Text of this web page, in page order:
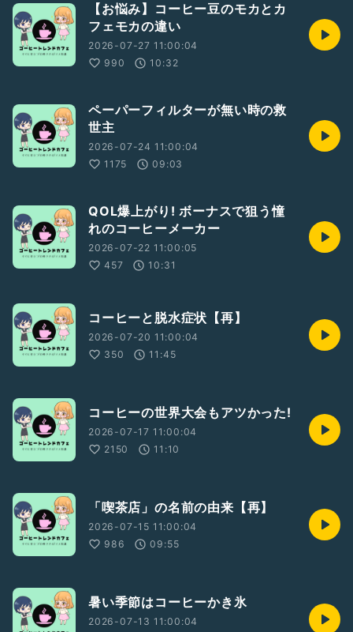
【お悩み】コーヒー豆のモカとカ
フェモカの違い
2026-07-27 11:00:04
990
10:32
ペーパーフィルターが無い時の救
世主
2026-07-24 11:00:04
1175
09:03
QOL爆上がり! ボーナスで狙う憧
れのコーヒーメーカー
2026-07-22 11:00:05
457
10:31
コーヒーと脱水症状【再】
2026-07-20 11:00:04
350
11:45
コーヒーの世界大会もアツかった!
2026-07-17 11:00:04
2150
11:10
「喫茶店」の名前の由来【再】
2026-07-15 11:00:04
986
09:55
暑い季節はコーヒーかき氷
2026-07-13 11:00:04